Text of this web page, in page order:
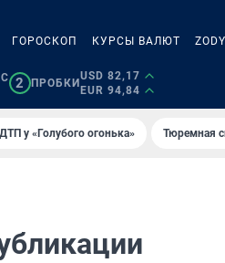
ГОРОСКОП КУРСЫ ВАЛЮТ ZODY
2 ПРОБКИ
USD 82,17
EUR 94,84
у «Голубого огонька» Тюремная